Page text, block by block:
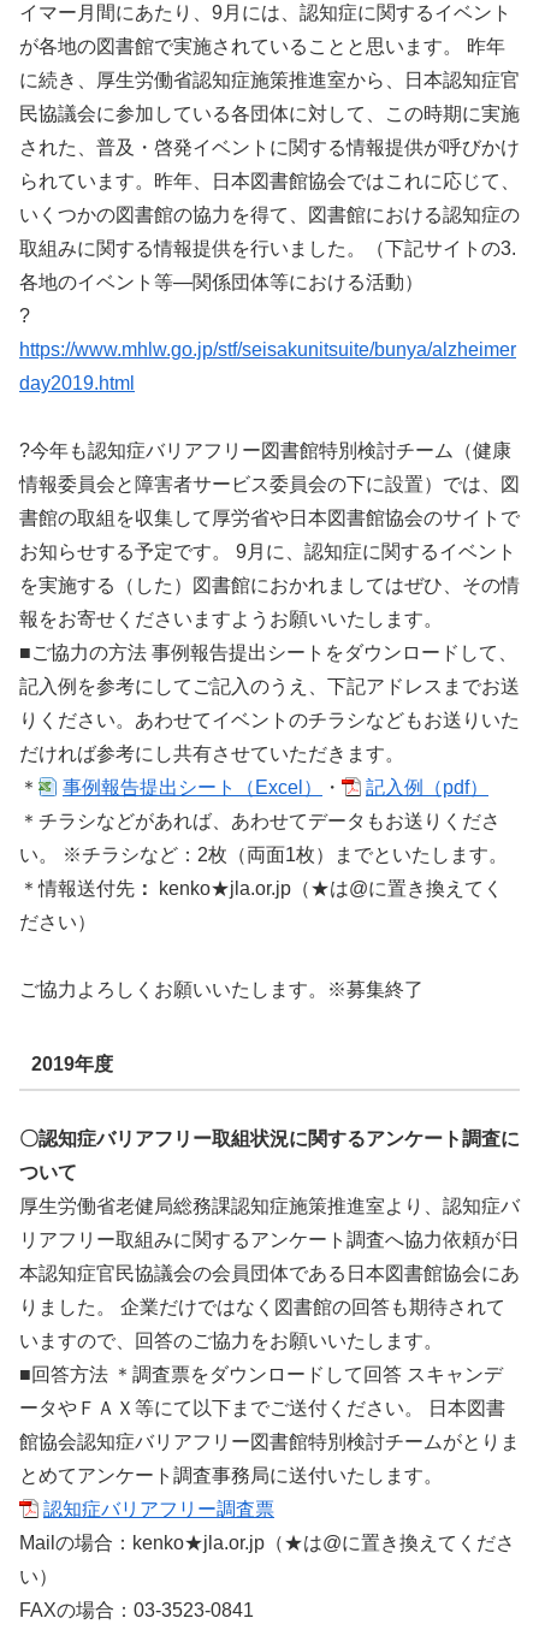
イマー月間にあたり、9月には、認知症に関するイベント
が各地の図書館で実施されていることと思います。 昨年
に続き、厚生労働省認知症施策推進室から、日本認知症官
民協議会に参加している各団体に対して、この時期に実施
された、普及・啓発イベントに関する情報提供が呼びかけ
られています。昨年、日本図書館協会ではこれに応じて、
いくつかの図書館の協力を得て、図書館における認知症の
取組みに関する情報提供を行いました。（下記サイトの3.
各地のイベント等―関係団体等における活動）
?
https://www.mhlw.go.jp/stf/seisakunitsuite/bunya/alzheimer
day2019.html
?今年も認知症バリアフリー図書館特別検討チーム（健康
情報委員会と障害者サービス委員会の下に設置）では、図
書館の取組を収集して厚労省や日本図書館協会のサイトで
お知らせする予定です。 9月に、認知症に関するイベント
を実施する（した）図書館におかれましてはぜひ、その情
報をお寄せくださいますようお願いいたします。
■ご協力の方法 事例報告提出シートをダウンロードして、
記入例を参考にしてご記入のうえ、下記アドレスまでお送
りください。あわせてイベントのチラシなどもお送りいた
だければ参考にし共有させていただきます。
＊
事例報告提出シート（Excel） ・
記入例（pdf）
＊チラシなどがあれば、あわせてデータもお送りくださ
い。 ※チラシなど：2枚（両面1枚）までといたします。
＊情報送付先 ：
kenko★jla.or.jp（★は@に置き換えてく
ださい）
ご協力よろしくお願いいたします。※募集終了
2019年度
〇認知症バリアフリー取組状況に関するアンケート調査に
ついて
厚生労働省老健局総務課認知症施策推進室より、認知症バ
リアフリー取組みに関するアンケート調査へ協力依頼が日
本認知症官民協議会の会員団体である日本図書館協会にあ
りました。 企業だけではなく図書館の回答も期待されて
いますので、回答のご協力をお願いいたします。
■回答方法 ＊調査票をダウンロードして回答 スキャンデ
ータやＦＡＸ等にて以下までご送付ください。 日本図書
館協会認知症バリアフリー図書館特別検討チームがとりま
とめてアンケート調査事務局に送付いたします。
認知症バリアフリー調査票
Mailの場合：kenko★jla.or.jp（★は@に置き換えてくださ
い）
FAXの場合：03-3523-0841